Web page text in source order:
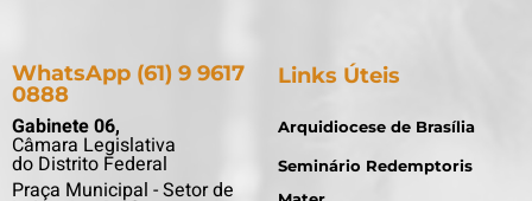
WhatsApp (61) 9 9617
0888
Gabinete 06,
Câmara Legislativa
do Distrito Federal
Praça Municipal - Setor de
Links Úteis
Arquidiocese de Brasília
Seminário Redemptoris